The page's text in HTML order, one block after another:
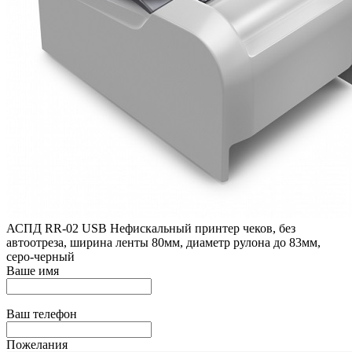
АСПД RR-02 USB Нефискальный принтер чеков, без
автоотреза, ширина ленты 80мм, диаметр рулона до 83мм,
серо-черный
Ваше имя
Ваш телефон
Пожелания